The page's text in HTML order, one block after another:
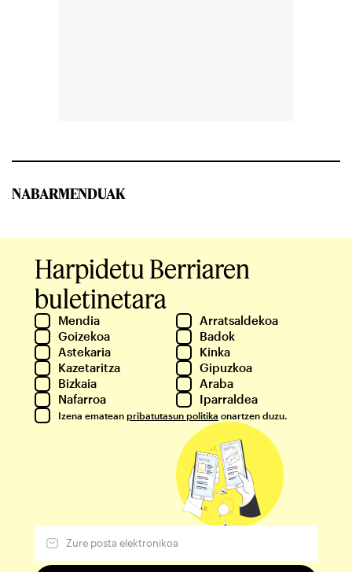
NABARMENDUAK
Harpidetu Berriaren
buletinetara
Mendia
Arratsaldekoa
Goizekoa
Badok
Astekaria
Kinka
Kazetaritza
Gipuzkoa
Bizkaia
Araba
Nafarroa
Iparraldea
Izena ematean pribatutasun politika onartzen duzu.